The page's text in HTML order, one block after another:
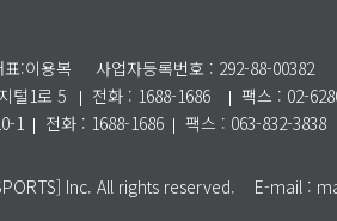
:이용복
사업자등록번호 : 292-88-00382
털1로 5 전화 : 1688-1686
팩스 : 02-
1
전화 : 1688-1686 팩스 : 063-832-3838
Inc. All rights reserved. E-mail :